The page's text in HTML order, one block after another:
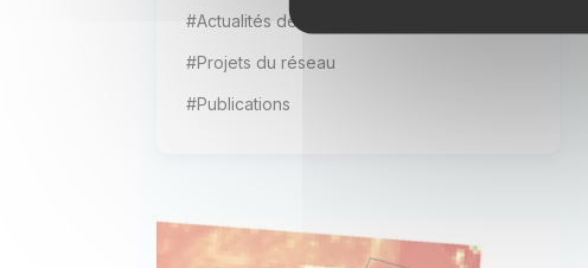
#Actualités des installations
#Projets du réseau
#Publications